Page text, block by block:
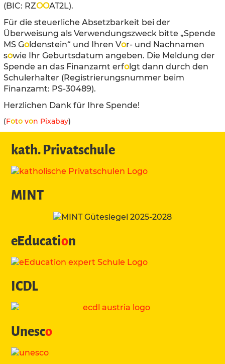
(BIC: RZOOAT2L).
Für die steuerliche Absetzbarkeit bei der
Überweisung als Verwendungszweck bitte „Spende
MS Goldenstein“ und Ihren Vor- und Nachnamen
sowie Ihr Geburtsdatum angeben. Die Meldung der
Spende an das Finanzamt erfolgt dann durch den
Schulerhalter (Registrierungsnummer beim
Finanzamt: PS-30489).
Herzlichen Dank für Ihre Spende!
(Foto von Pixabay)
kath. Privatschule
MINT
eEducation
ICDL
Unesco